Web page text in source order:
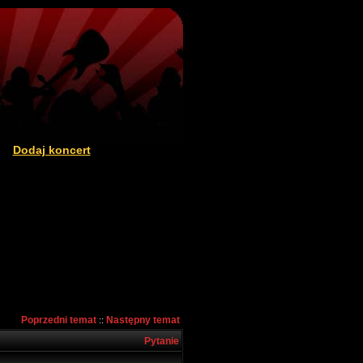
Dodaj koncert
Poprzedni temat :: Następny temat
Pytanie